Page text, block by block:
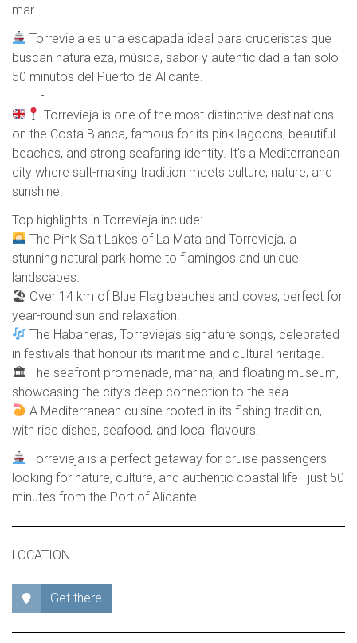
mar.
Torrevieja es una escapada ideal para cruceristas que
buscan naturaleza, música, sabor y autenticidad a tan solo
50 minutos del Puerto de Alicante.
———-
Torrevieja is one of the most distinctive destinations
on the Costa Blanca, famous for its pink lagoons, beautiful
beaches, and strong seafaring identity. It’s a Mediterranean
city where salt-making tradition meets culture, nature, and
sunshine.
Top highlights in Torrevieja include:
The Pink Salt Lakes of La Mata and Torrevieja, a
stunning natural park home to flamingos and unique
landscapes.
🏖 Over 14 km of Blue Flag beaches and coves, perfect for
year-round sun and relaxation.
The Habaneras, Torrevieja’s signature songs, celebrated
in festivals that honour its maritime and cultural heritage.
🏛 The seafront promenade, marina, and floating museum,
showcasing the city’s deep connection to the sea.
A Mediterranean cuisine rooted in its fishing tradition,
with rice dishes, seafood, and local flavours.
Torrevieja is a perfect getaway for cruise passengers
looking for nature, culture, and authentic coastal life—just 50
minutes from the Port of Alicante.
LOCATION
Get there